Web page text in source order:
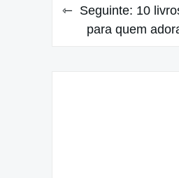
Seguinte: 10
para quem